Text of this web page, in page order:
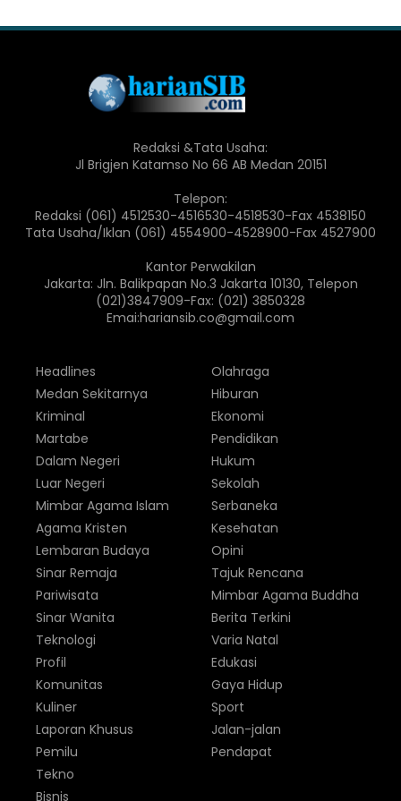
Redaksi &Tata Usaha:
Jl Brigjen Katamso No 66 AB Medan 20151
Telepon:
Redaksi (061) 4512530-4516530-4518530-Fax 4538150
Tata Usaha/Iklan (061) 4554900-4528900-Fax 4527900
Kantor Perwakilan
Jakarta: Jln. Balikpapan No.3 Jakarta 10130, Telepon
(021)3847909-Fax: (021) 3850328
Emai:hariansib.co@gmail.com
Headlines
Medan Sekitarnya
Kriminal
Martabe
Dalam Negeri
Luar Negeri
Olahraga
Hiburan
Ekonomi
Pendidikan
Hukum
Sekolah
Mimbar Agama Islam
Agama Kristen
Lembaran Budaya
Sinar Remaja
Pariwisata
Sinar Wanita
Serbaneka
Kesehatan
Opini
Tajuk Rencana
Mimbar Agama Buddha
Berita Terkini
Teknologi
Profil
Komunitas
Kuliner
Laporan Khusus
Pemilu
Varia Natal
Edukasi
Gaya Hidup
Sport
Jalan-jalan
Pendapat
Tekno
Bisnis